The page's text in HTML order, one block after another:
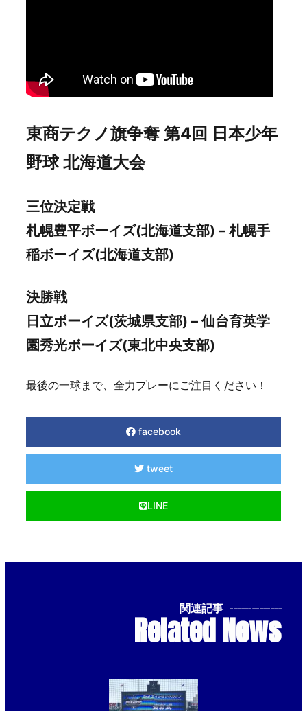
東商テクノ旗争奪 第4回 日本少年
野球 北海道大会
三位決定戦
札幌豊平ボーイズ(北海道支部) – 札幌手
稲ボーイズ(北海道支部)
決勝戦
日立ボーイズ(茨城県支部) – 仙台育英学
園秀光ボーイズ(東北中央支部)
最後の一球まで、全力プレーにご注目ください！
facebook
tweet
LINE
関連記事 --------------
Related News